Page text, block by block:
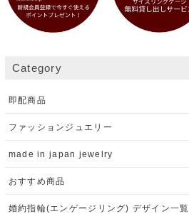
Category
即配商品
ファッションジュエリー
made in japan jewelry
おすすめ商品
婚約指輪(エンゲージリング) デザイン一覧